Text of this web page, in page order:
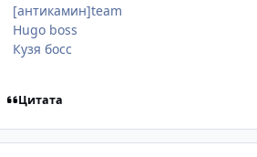
[антикамин]team
Hugo boss
Кузя босс
Цитата